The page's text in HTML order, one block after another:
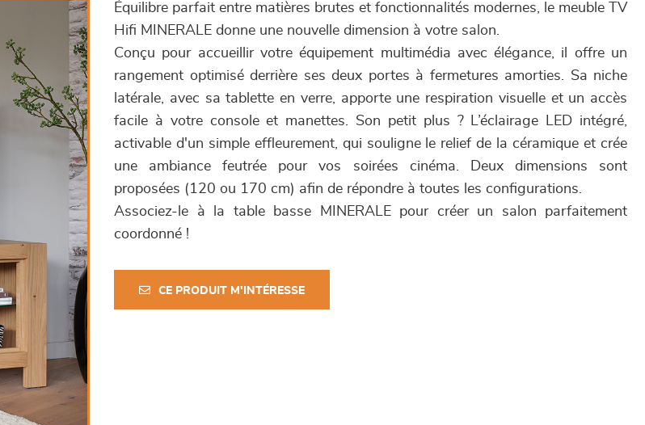
Équilibre parfait entre matières brutes et fonctionnalités modernes, le meuble TV
Hifi MINERALE donne une nouvelle dimension à votre salon.
Conçu pour accueillir votre équipement multimédia avec élégance, il offre un
rangement optimisé derrière ses deux portes à fermetures amorties. Sa niche
latérale, avec sa tablette en verre, apporte une respiration visuelle et un accès
facile à votre console et manettes. Son petit plus ? L’éclairage LED intégré,
activable d'un simple effleurement, qui souligne le relief de la céramique et crée
une ambiance feutrée pour vos soirées cinéma. Deux dimensions sont
proposées (120 ou 170 cm) afin de répondre à toutes les configurations.
Associez-le à la table basse MINERALE pour créer un salon parfaitement
coordonné !
CE PRODUIT M'INTÉRESSE